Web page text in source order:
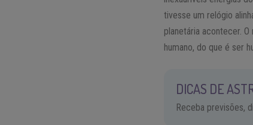
tivesse um relógio
planetária acontecer.
humano, do que é ser
DICAS DE
Receba previsões,